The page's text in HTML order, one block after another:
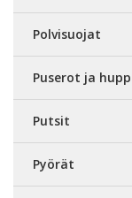
Polvisuojat
Puserot ja
Putsit
Pyörät